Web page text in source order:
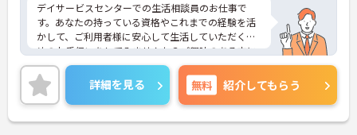
デイサービスセンターでの生活相談員のお仕事で
す。あなたの持っている資格やこれまでの経験を活
かして、ご利用者様に安心して生活していただくた
めのお手伝いをしてみませんか？ご興味のある方に
は、面接対策ポイントなどさらに詳細をお話いたし
ますので、お気軽にご相談ください。
詳細を見る 無料 紹介してもらう